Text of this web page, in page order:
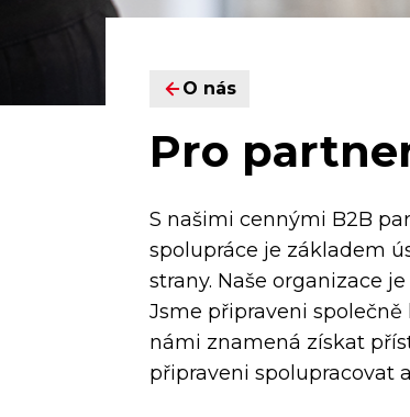
O nás
Pro
S našimi cennými B2B
spolupráce je základem
strany. Naše organizace
Jsme připraveni
námi znamená získat
připraveni spolupracovat